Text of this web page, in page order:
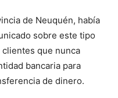
de Neuquén, había
sobre este tipo
que nunca
bancaria para
de dinero.